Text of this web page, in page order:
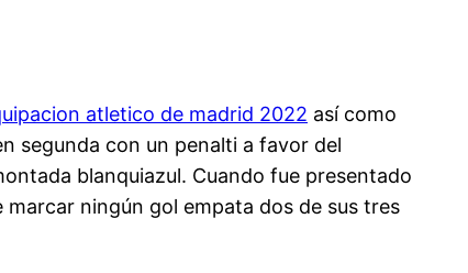
atletico de madrid 2022 así como
segunda con un penalti a favor del
blanquiazul. Cuando fue presentado
marcar ningún gol empata dos de sus tres